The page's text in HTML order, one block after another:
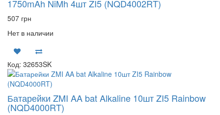
1750mAh NiMh 4шт ZI5 (NQD4002RT)
507 грн
Нет в наличии
Код: 32653SK
Батарейки ZMI AA bat Alkaline 10шт ZI5 Rainbow
(NQD4000RT)